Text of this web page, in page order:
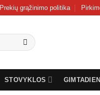
Prekių grąžinimo politika
STOVYKLOS